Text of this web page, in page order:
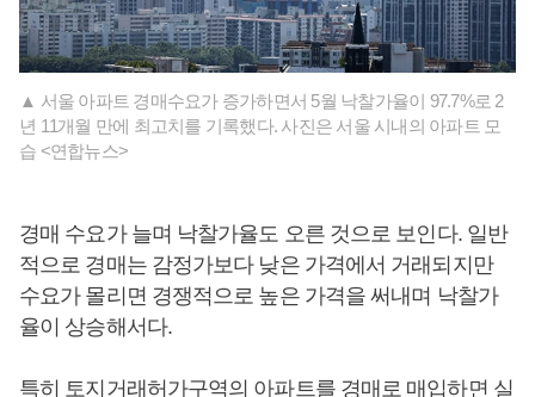
▲ 서울 아파트 경매수요가 증가하면서 5월 낙찰가율이 97.7%로 2
년 11개월 만에 최고치를 기록했다. 사진은 서울 시내의 아파트 모
습 <연합뉴스>
경매 수요가 늘며 낙찰가율도 오른 것으로 보인다. 일반
적으로 경매는 감정가보다 낮은 가격에서 거래되지만
수요가 몰리면 경쟁적으로 높은 가격을 써내며 낙찰가
율이 상승해서다.
특히 토지거래허가구역의 아파트를 경매로 매입하면 실